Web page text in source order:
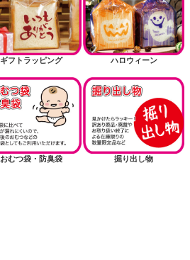
ギフトラッピング ハロウィーン
おむつ袋・防臭袋 掘り出し物